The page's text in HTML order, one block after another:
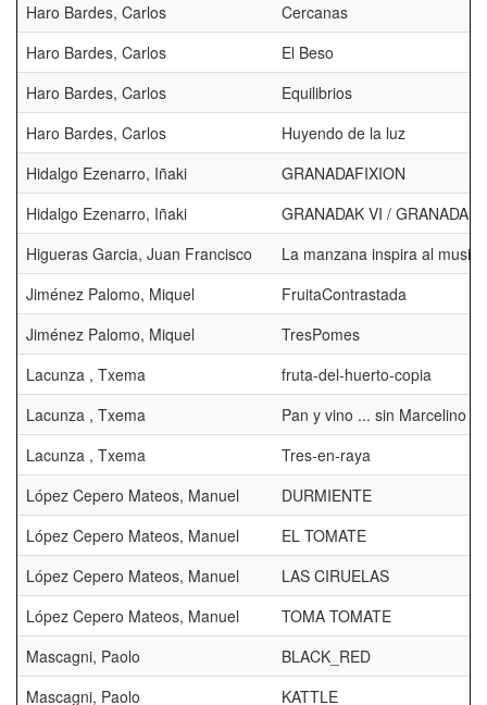
Haro Bardes, Carlos
Cercanas
Haro Bardes, Carlos
El Beso
Haro Bardes, Carlos
Equilibrios
Haro Bardes, Carlos
Huyendo de la luz
Hidalgo Ezenarro, Iñaki
GRANADAFIXION
Hidalgo Ezenarro, Iñaki
GRANADAK VI / GRANADAS
Higueras Garcia, Juan Francisco
La manzana inspira al musico
Jiménez Palomo, Miquel
FruitaContrastada
Jiménez Palomo, Miquel
TresPomes
Lacunza , Txema
fruta-del-huerto-copia
Lacunza , Txema
Pan y vino ... sin Marcelino
Lacunza , Txema
Tres-en-raya
López Cepero Mateos, Manuel
DURMIENTE
López Cepero Mateos, Manuel
EL TOMATE
López Cepero Mateos, Manuel
LAS CIRUELAS
López Cepero Mateos, Manuel
TOMA TOMATE
Mascagni, Paolo
BLACK_RED
Mascagni, Paolo
KATTLE